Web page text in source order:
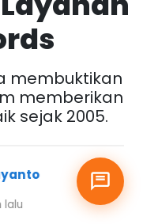
membuktikan
memberikan
sejak 2005.